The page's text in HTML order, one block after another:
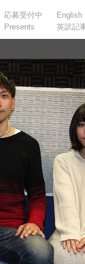
応募受付中
Presents
English
英訳記